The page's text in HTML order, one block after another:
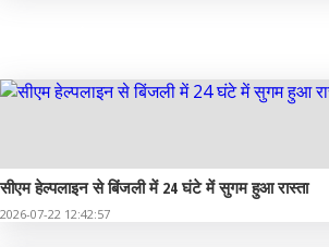
सीएम हेल्पलाइन से बिंजली में 24 घंटे में सुगम हुआ रास्ता
2026-07-22 12:42:57